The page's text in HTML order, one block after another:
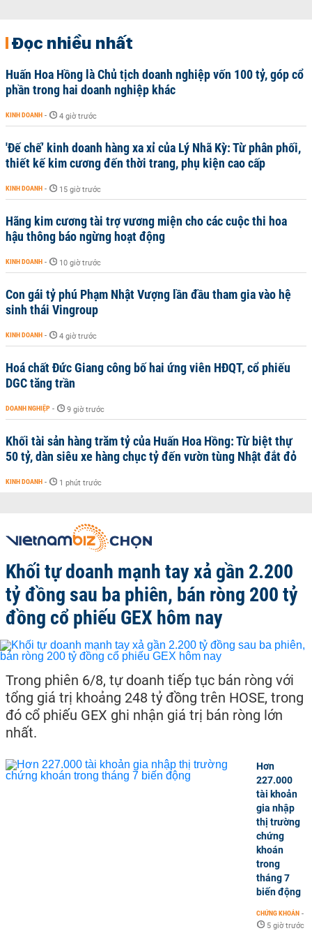
Đọc nhiều nhất
Huấn Hoa Hồng là Chủ tịch doanh nghiệp vốn 100 tỷ, góp cổ
phần trong hai doanh nghiệp khác
KINH DOANH - 4 giờ trước
'Đế chế’ kinh doanh hàng xa xỉ của Lý Nhã Kỳ: Từ phân phối,
thiết kế kim cương đến thời trang, phụ kiện cao cấp
KINH DOANH - 15 giờ trước
Hãng kim cương tài trợ vương miện cho các cuộc thi hoa
hậu thông báo ngừng hoạt động
KINH DOANH - 10 giờ trước
Con gái tỷ phú Phạm Nhật Vượng lần đầu tham gia vào hệ
sinh thái Vingroup
KINH DOANH - 4 giờ trước
Hoá chất Đức Giang công bố hai ứng viên HĐQT, cổ phiếu
DGC tăng trần
DOANH NGHIỆP - 9 giờ trước
Khối tài sản hàng trăm tỷ của Huấn Hoa Hồng: Từ biệt thự
50 tỷ, dàn siêu xe hàng chục tỷ đến vườn tùng Nhật đắt đỏ
KINH DOANH - 1 phút trước
Khối tự doanh mạnh tay xả gần 2.200
tỷ đồng sau ba phiên, bán ròng 200 tỷ
đồng cổ phiếu GEX hôm nay
Trong phiên 6/8, tự doanh tiếp tục bán ròng với
tổng giá trị khoảng 248 tỷ đồng trên HOSE, trong
đó cổ phiếu GEX ghi nhận giá trị bán ròng lớn
nhất.
Hơn
227.000
tài khoản
gia nhập
thị trường
chứng
khoán
trong
tháng 7
biến động
CHỨNG KHOÁN -
5 giờ trước